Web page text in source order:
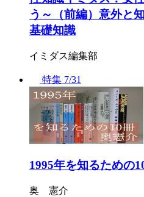
う～（前編）意外と
基礎知識
イミダス編集部
特集 7/31
1995年を知るための
奥 憲介